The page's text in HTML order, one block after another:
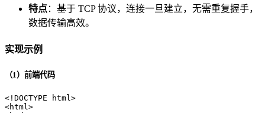
特点：基于 TCP 协议，连接一旦建立，无需重复握手，
数据传输高效。
实现示例
（1）前端代码
<!DOCTYPE html >
<html >